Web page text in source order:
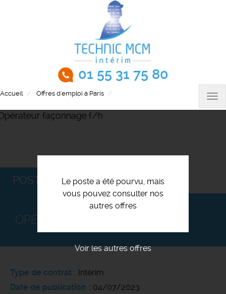
01 55 31 75 80
Accueil Offres d'emploi à Paris
Le poste a été pourvu, mais
vous pouvez consulter nos
autres offres
Voir les autres offres
POSTULEZ
OPÉRATEUR FAÇONNAGE F/H
Type de contrat
Intérim
Date de publication
04/07/2023